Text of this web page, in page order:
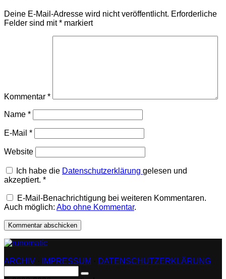
Deine E-Mail-Adresse wird nicht veröffentlicht. Erforderliche
Felder sind mit* markiert
Kommentar *
Name *
E-Mail *
Website
Ich habe die Datenschutzerklärung gelesen und
akzeptiert. *
E-Mail-Benachrichtigung bei weiteren Kommentaren.
Auch möglich: Abo ohne Kommentar.
ARCHIV IMPRESSUM
DATENSCHUTZERKLÄRUNG